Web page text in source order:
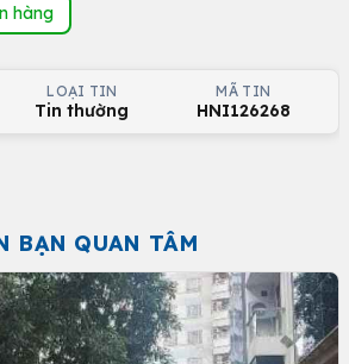
hàng
LOẠI TIN
Tin thường
MÃ TIN
HNI126268
BẠN QUAN TÂM